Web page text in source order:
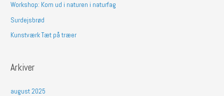
:
Workshop: Kom ud i naturen i naturfag
Surdejsbrød
Kunstværk Tæt på træer
Arkiver
august 2025